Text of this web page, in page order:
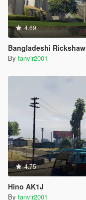
4.69
Bangladeshi Rickshaw
By tanvir2001
4.75
Hino AK1J
By tanvir2001